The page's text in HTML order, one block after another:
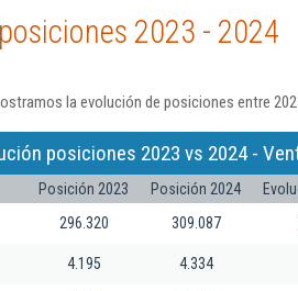
2023 - 2024
la evolución de posiciones entre
posiciones 2023 vs 2024 -
Posición 2023 Posición 2024
296.320 309.087
4.195 4.334